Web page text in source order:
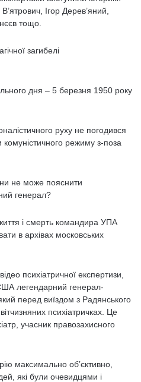
Ігор Дерев’яний,
тощо.
загибелі
дня – 5 березня 1950 року
руху не погодився
режиму з-поза
не може пояснити
генерал?
і смерть командира УПА
в архівах московських
психіатричної експертизи,
легендарний генерал-
перед виїздом з Радянського
психіатричках. Це
учасник правозахисного
максимально об’єктивно,
які були очевидцями і